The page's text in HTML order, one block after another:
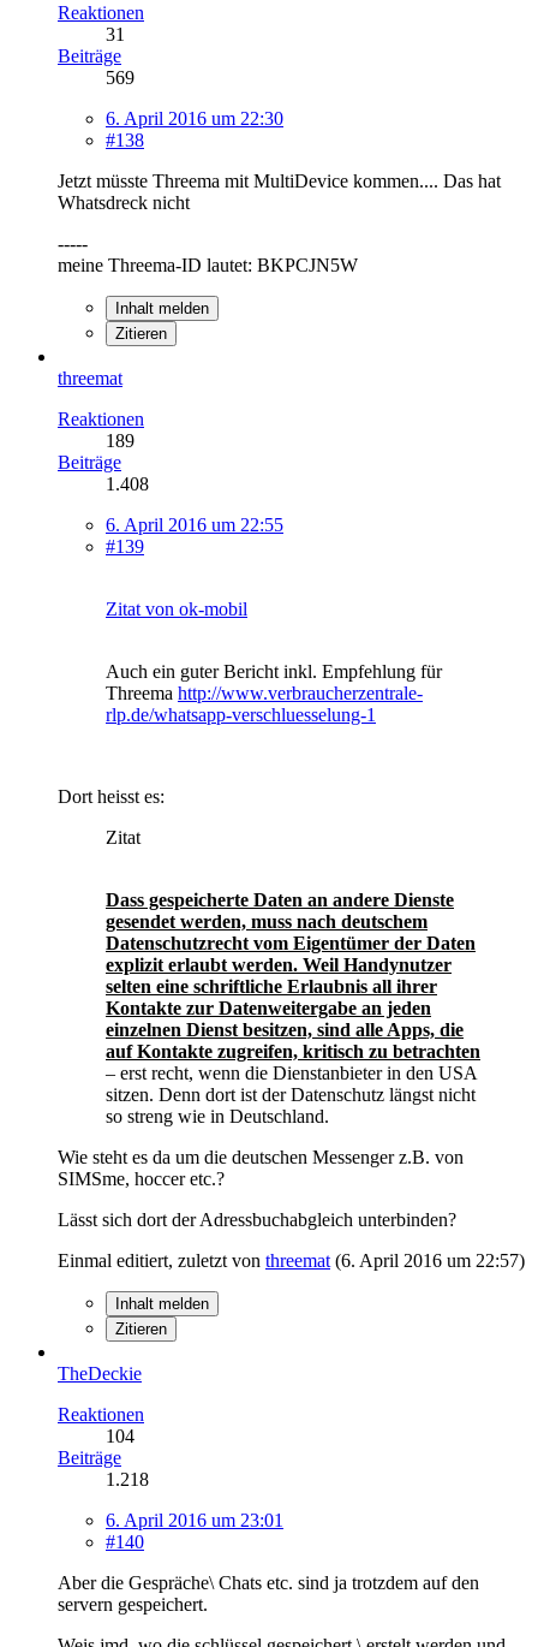
Reaktionen
31
Beiträge
569
6. April 2016 um 22:30
#138
Jetzt müsste Threema mit MultiDevice kommen.... Das hat
Whatsdreck nicht
-----
meine Threema-ID lautet: BKPCJN5W
Inhalt melden
Zitieren
threemat
Reaktionen
189
Beiträge
1.408
6. April 2016 um 22:55
#139
Zitat von ok-mobil
Auch ein guter Bericht inkl. Empfehlung für
Threema http://www.verbraucherzentrale-
rlp.de/whatsapp-verschluesselung-1
Dort heisst es:
Zitat
Dass gespeicherte Daten an andere Dienste
gesendet werden, muss nach deutschem
Datenschutzrecht vom Eigentümer der Daten
explizit erlaubt werden. Weil Handynutzer
selten eine schriftliche Erlaubnis all ihrer
Kontakte zur Datenweitergabe an jeden
einzelnen Dienst besitzen, sind alle Apps, die
auf Kontakte zugreifen, kritisch zu betrachten
‒ erst recht, wenn die Dienstanbieter in den USA
sitzen. Denn dort ist der Datenschutz längst nicht
so streng wie in Deutschland.
Wie steht es da um die deutschen Messenger z.B. von
SIMSme, hoccer etc.?
Lässt sich dort der Adressbuchabgleich unterbinden?
Einmal editiert, zuletzt von threemat (6. April 2016 um 22:57)
Inhalt melden
Zitieren
TheDeckie
Reaktionen
104
Beiträge
1.218
6. April 2016 um 23:01
#140
Aber die Gespräche\ Chats etc. sind ja trotzdem auf den
servern gespeichert.